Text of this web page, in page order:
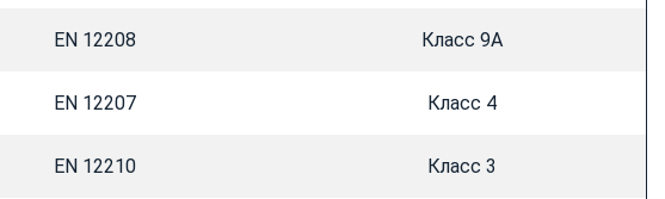
EN 12208 Класс 9А
EN 12207 Класс 4
EN 12210 Класс 3